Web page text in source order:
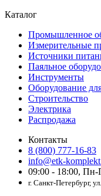
Каталог
Промышленное
Измерительные
Источники
Паяльное
Инструменты
Оборудование
Строительство
Электрика
Распродажа
Контакты
8 (800) 777-16-83
info@etk-
09:00 - 18:00, Пн-
г. Санкт-Петербург,